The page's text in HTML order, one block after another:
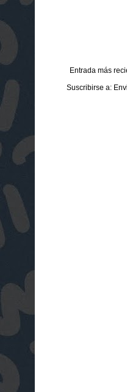
Entrada más
Suscribirse a: